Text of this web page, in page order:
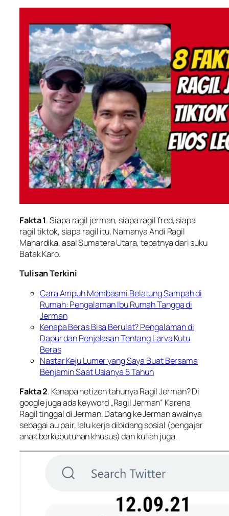
Fakta 1. Siapa ragil jerman, siapa ragil fred, siapa
ragil tiktok, siapa ragil itu, Namanya Andi Ragil
Mahardika, asal Sumatera Utara, tepatnya dari suku
Batak Karo.
Tulisan Terkini
Cara Ampuh Membasmi Belatung Sampah di
Rumah: Pengalaman Ibu Rumah Tangga di
Jerman
Kenapa Beras Bisa Berulat? Pengalaman di
Dapur dan Penjelasan Tentang Larva Kutu
Beras
Nastar Keju Lumer yang Saya Buat Bersama
Benjamin Saat Usianya 5 Tahun
Fakta 2. Kenapa netizen tahunya Ragil Jerman? Di
google juga ada keyword „Ragil Jerman“ Karena
Ragil tinggal di Jerman. Datang ke Jerman awalnya
sebagai au pair, lalu kerja dibidang sosial (pengajar
anak berkebutuhan khusus) dan kuliah juga.